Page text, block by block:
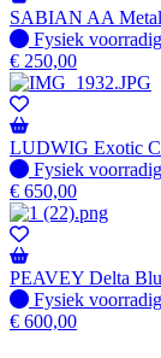
SABIAN AA
Fysiek voorradig
Fysiek voorradig
€ 250,00
LUDWIG Exotic
Fysiek voorradig
Fysiek voorradig
€ 650,00
PEAVEY Delta
Fysiek voorradig
Fysiek voorradig
€ 600,00